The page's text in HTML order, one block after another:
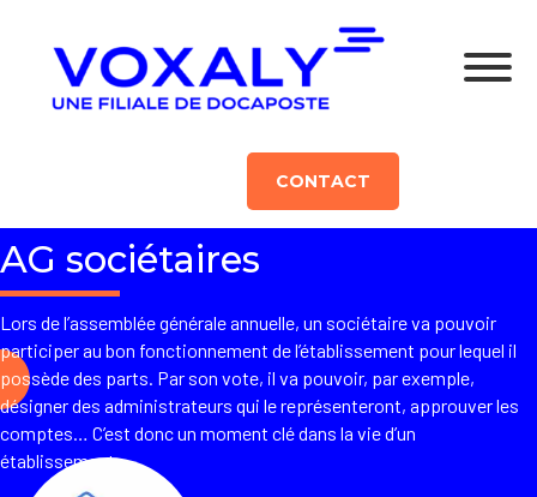
CONTACT
AG sociétaires
Lors de l’assemblée générale annuelle, un sociétaire va pouvoir
participer au bon fonctionnement de l’établissement pour lequel il
possède des parts. Par son vote, il va pouvoir, par exemple,
désigner des administrateurs qui le représenteront, approuver les
comptes… C’est donc un moment clé dans la vie d’un
établissement.